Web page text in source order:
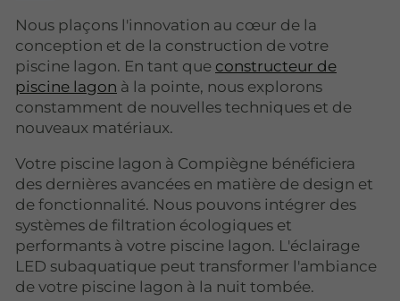
Nous plaçons l'innovation au cœur de la
conception et de la construction de votre
piscine lagon. En tant que constructeur de
piscine lagon à la pointe, nous explorons
constamment de nouvelles techniques et de
nouveaux matériaux.
Votre piscine lagon à Compiègne bénéficiera
des dernières avancées en matière de design et
de fonctionnalité. Nous pouvons intégrer des
systèmes de filtration écologiques et
performants à votre piscine lagon. L'éclairage
LED subaquatique peut transformer l'ambiance
de votre piscine lagon à la nuit tombée.